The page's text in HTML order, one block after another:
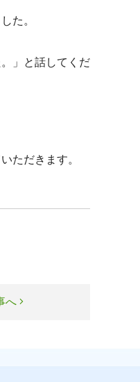
た。
」と話してくだ
ただきます。
へ